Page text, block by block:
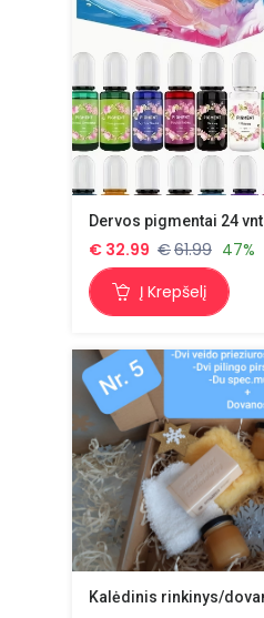
Dervos pigmentai 24 vnt
€ 32.99 €61.99 47%
Į Krepšelį